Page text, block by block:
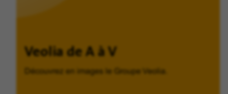
Veolia de A à V
Découvrez en images le Groupe Veolia.